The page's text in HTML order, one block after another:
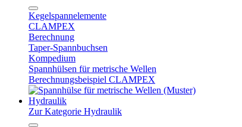
Kegelspannelemente
CLAMPEX
Berechnung
Taper-Spannbuchsen
Kompedium
Spannhülsen für metrische Wellen
Berechnungsbeispiel CLAMPEX
Hydraulik
Zur Kategorie Hydraulik